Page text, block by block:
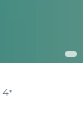
4*